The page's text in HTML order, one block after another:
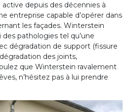
depuis des décennies à
entreprise capable d’opérer dans
les façades. Winterstein
pathologies tel qu’une
dégradation de support (fissure
des joints,
que Winterstein ravalement
n’hésitez pas à lui prendre